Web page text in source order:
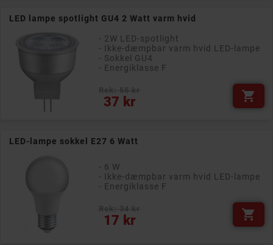
LED lampe spotlight GU4 2 Watt varm hvid
- 2W LED-spotlight
- Ikke-dæmpbar varm hvid LED-lampe
- Sokkel GU4
- Energiklasse F
37 kr
Pris 
LED-lampe sokkel E27 6 Watt
- 6 W
- Ikke-dæmpbar varm hvid LED-lampe
- Energiklasse F
17 kr
Pris 